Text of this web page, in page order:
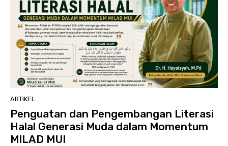
ARTIKEL
Penguatan dan Pengembangan Literasi
Halal Generasi Muda dalam Momentum
MILAD MUI